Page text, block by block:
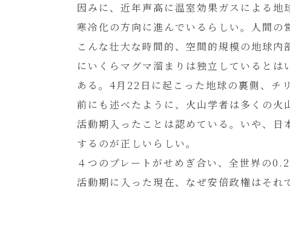
因みに、近年声高に温室効果ガスによる
寒冷化の方向に進んでいるらしい。人間の
こんな壮大な時間的、空間的規模の地球
にいくらマグマ溜まりは独立していると
ある。4月22日に起こった地球の裏側、チ
前にも述べたように、火山学者は多くの
活動期入ったことは認めている。いや、
するのが正しいらしい。
４つのプレートがせめぎ合い、全世界の
活動期に入った現在、なぜ安倍政権はそれ